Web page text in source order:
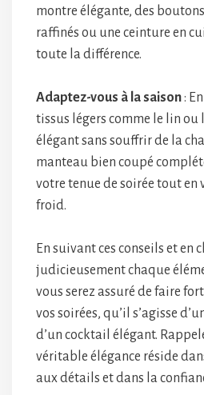
montre élégante, des
raffinés ou une ceinture en
toute la différence.
Adaptez-vous à la saison:
tissus légers comme le lin ou
élégant sans souffrir de la
manteau bien coupé
votre tenue de soirée tout en
froid.
En suivant ces conseils et en
judicieusement chaque
vous serez assuré de faire
vos soirées, qu’il s’agisse
d’un cocktail élégant.
véritable élégance réside
aux détails et dans la